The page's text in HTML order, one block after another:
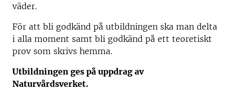
väder.
För att bli godkänd på utbildningen ska man delta
i alla moment samt bli godkänd på ett teoretiskt
prov som skrivs hemma.
Utbildningen ges på uppdrag av
Naturvårdsverket.